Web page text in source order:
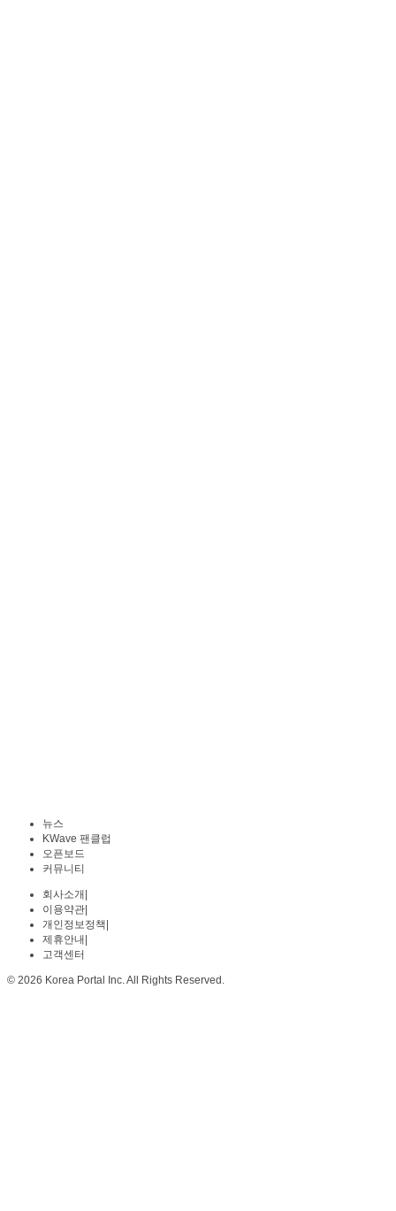
뉴스
KWave 팬클럽
오픈보드
커뮤니티
회사소개
이용약관
개인정보정책
제휴안내
고객센터
© 2026 Korea Portal Inc. All Rights Reserved.